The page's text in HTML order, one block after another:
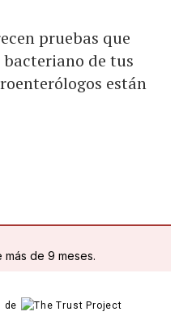
pruebas que
de tus
están
más de 9 meses.
de